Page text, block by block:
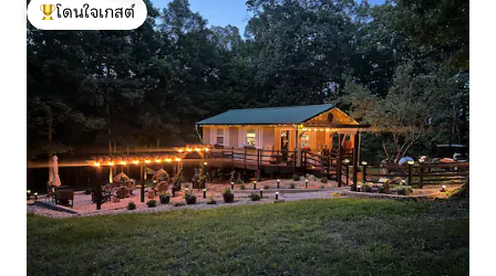
โดนใจเกสต์ที่สุด
โดนใจเกสต์